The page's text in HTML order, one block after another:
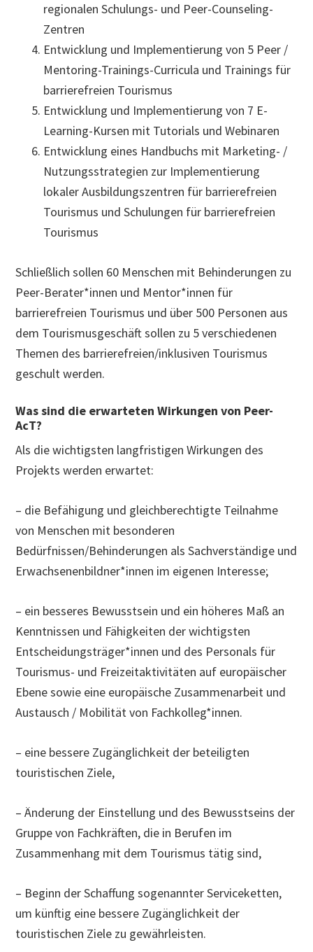
regionalen Schulungs- und Peer-Counseling-
Zentren
Entwicklung und Implementierung von 5 Peer /
Mentoring-Trainings-Curricula und Trainings für
barrierefreien Tourismus
Entwicklung und Implementierung von 7 E-
Learning-Kursen mit Tutorials und Webinaren
Entwicklung eines Handbuchs mit Marketing- /
Nutzungsstrategien zur Implementierung
lokaler Ausbildungszentren für barrierefreien
Tourismus und Schulungen für barrierefreien
Tourismus
Schließlich sollen 60 Menschen mit Behinderungen zu
Peer-Berater*innen und Mentor*innen für
barrierefreien Tourismus und über 500 Personen aus
dem Tourismusgeschäft sollen zu 5 verschiedenen
Themen des barrierefreien/inklusiven Tourismus
geschult werden.
Was sind die erwarteten Wirkungen von Peer-
AcT?
Als die wichtigsten langfristigen Wirkungen des
Projekts werden erwartet:
– die Befähigung und gleichberechtigte Teilnahme
von Menschen mit besonderen
Bedürfnissen/Behinderungen als Sachverständige und
Erwachsenenbildner*innen im eigenen Interesse;
– ein besseres Bewusstsein und ein höheres Maß an
Kenntnissen und Fähigkeiten der wichtigsten
Entscheidungsträger*innen und des Personals für
Tourismus- und Freizeitaktivitäten auf europäischer
Ebene sowie eine europäische Zusammenarbeit und
Austausch / Mobilität von Fachkolleg*innen.
– eine bessere Zugänglichkeit der beteiligten
touristischen Ziele,
– Änderung der Einstellung und des Bewusstseins der
Gruppe von Fachkräften, die in Berufen im
Zusammenhang mit dem Tourismus tätig sind,
– Beginn der Schaffung sogenannter Serviceketten,
um künftig eine bessere Zugänglichkeit der
touristischen Ziele zu gewährleisten.